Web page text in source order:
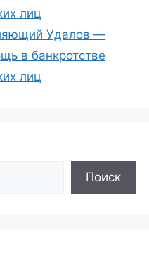
лиц
Удалов —
в банкротстве
лиц
Поиск